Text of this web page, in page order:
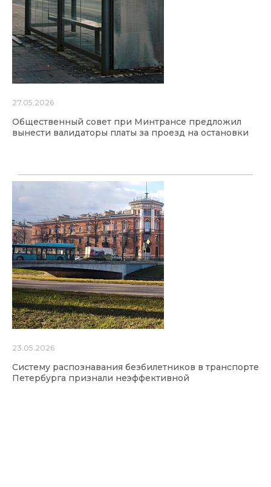
27.05.2026
Общественный совет при Минтрансе предложил
вынести валидаторы платы за проезд на остановки
23.05.2026
Систему распознавания безбилетников в транспорте
Петербурга признали неэффективной